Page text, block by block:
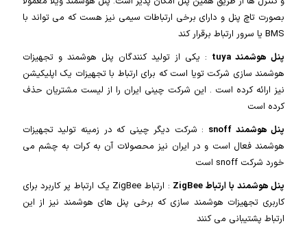
بصورت تاچ پنل و دارای برخی ارتباطات سیمی نیز هست که می تواند با
BMS یا سرور ارتباط برقرار کند
پنل هوشمند tuya
: یکی از تولید کنندگان پنل هوشمند و تجهیزات
هوشمند سازی شرکت تویا است که برای ارتباط با تجهیزات یک اپلیکیشن
نیز ارائه کرده است . این شرکت چینی ایران را از لیست مشتریان حذف
کرده است
پنل هوشمند snoff
: شرکت دیگر چینی که در زمینه تولید تجهیزات
هوشمند فعال است و در ایران نیز محصولات آن به کرات به چشم می
خورد شرکت snoff است
پنل هوشمند با ارتباط ZigBee
: ارتباط ZigBee یک ارتباط پر کاربرد برای
کاربری تجهیزات هوشمند سازی که برخی پنل های هوشمند نیز از این
ارتباط پشتیبانی می کنند